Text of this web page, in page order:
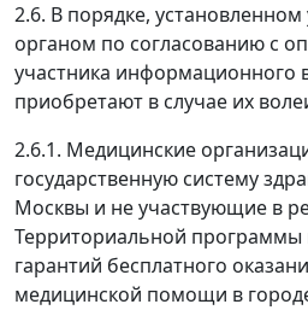
2.6. В порядке,
органом по согласованию с
участника информационного
приобретают в случае их
2.6.1. Медицинские
государственную систему
Москвы и не участвующие в
Территориальной программы
гарантий бесплатного
медицинской помощи в